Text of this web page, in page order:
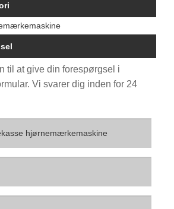
til at give din forespørgsel i
Vi svarer dig inden for 24